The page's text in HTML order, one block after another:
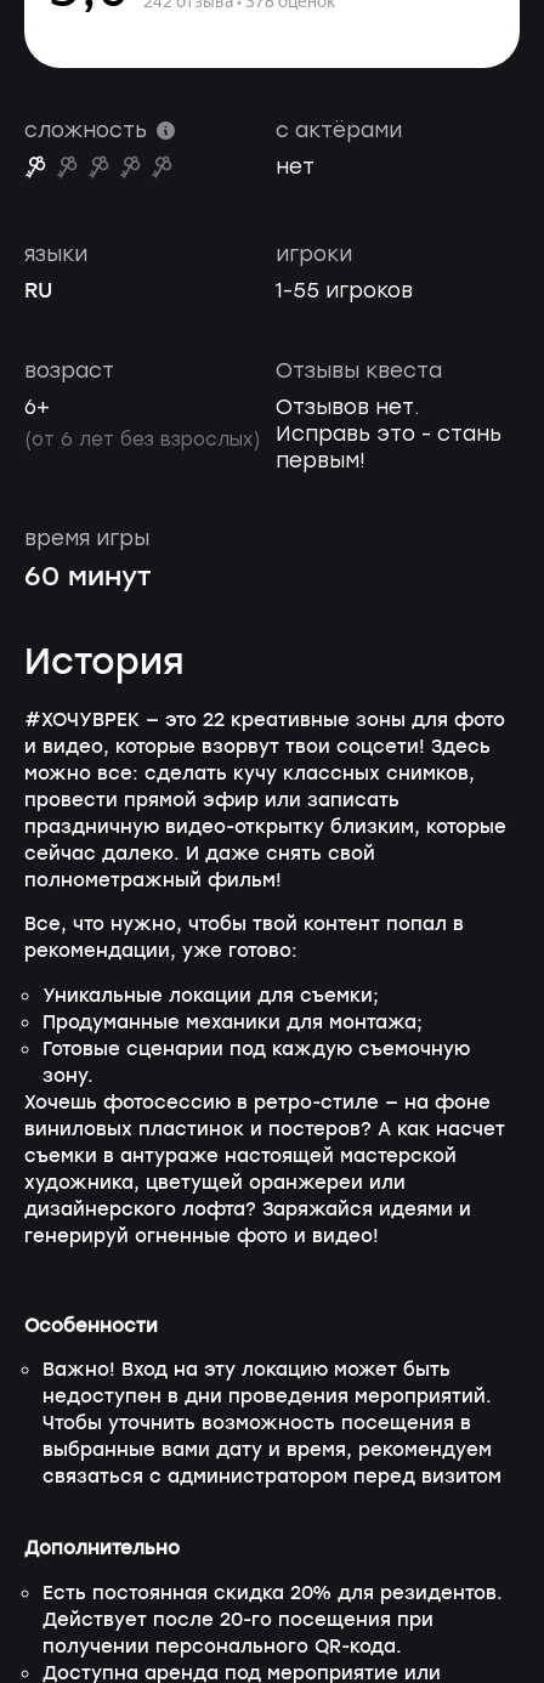
сложность
с актёрами
нет
игроки
1-55 игроков
языки
RU
возраст
6+
(от 6 лет без взрослых)
Отзывы квеста
Отзывов нет.
Исправь это - стань
первым!
время игры
60 минут
История
#ХОЧУВРЕК — это 22 креативные зоны для фото
и видео, которые взорвут твои соцсети! Здесь
можно все: сделать кучу классных снимков,
провести прямой эфир или записать
праздничную видео-открытку близким, которые
сейчас далеко. И даже снять свой
полнометражный фильм!
Все, что нужно, чтобы твой контент попал в
рекомендации, уже готово:
Уникальные локации для съемки;
Продуманные механики для монтажа;
Готовые сценарии под каждую съемочную
зону.
Хочешь фотосессию в ретро-стиле — на фоне
виниловых пластинок и постеров? А как насчет
съемки в антураже настоящей мастерской
художника, цветущей оранжереи или
дизайнерского лофта? Заряжайся идеями и
генерируй огненные фото и видео!
Особенности
Важно! Вход на эту локацию может быть
недоступен в дни проведения мероприятий.
Чтобы уточнить возможность посещения в
выбранные вами дату и время, рекомендуем
связаться с администратором перед визитом
Дополнительно
Есть постоянная скидка 20% для резидентов.
Действует после 20-го посещения при
получении персонального QR-кода.
Доступна аренда под мероприятие или